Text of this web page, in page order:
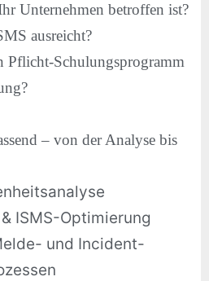
Unternehmen betroffen ist?
ausreicht?
Pflicht-Schulungsprogramm
– von der Analyse bis
ISMS-Optimierung
und Incident-